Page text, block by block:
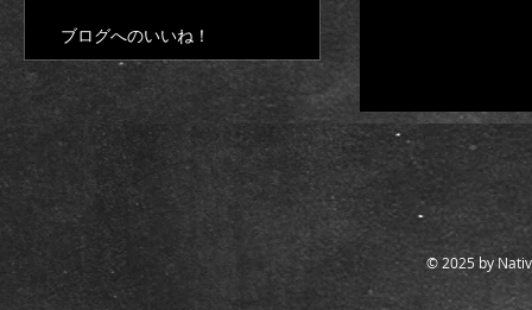
ブログへのいいね！
© 2025 by